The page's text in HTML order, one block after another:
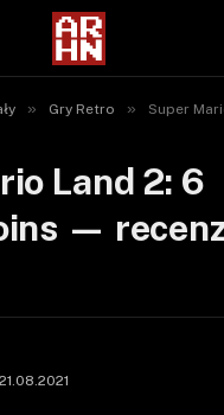
» Gry Retro » Super Mario Land 2: 6
Land 2: 6
—
21.08.2021